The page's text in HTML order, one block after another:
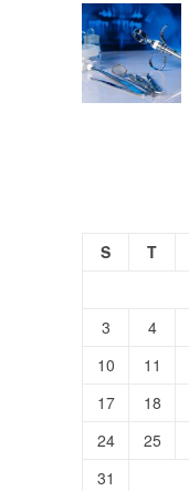
S
T
3
4
10
11
17
18
24
25
31